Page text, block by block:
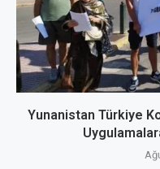
Yunanistan Türkiye